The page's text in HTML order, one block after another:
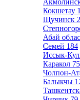
Кокшетау
Щучинск
Абай
Семей 184
Иссык-
Каракол 75
Чолпон-
Балыкчы